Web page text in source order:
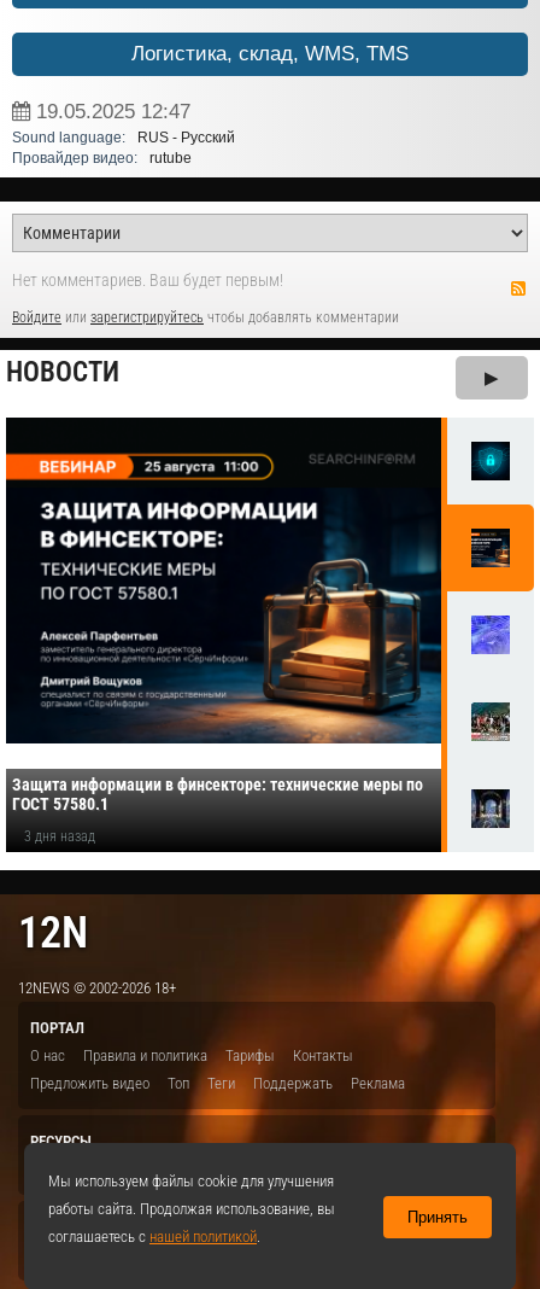
Логистика, склад, WMS, TMS
19.05.2025 12:47
Sound language:
RUS - Русский
Провайдер видео:
rutube
Нет комментариев. Ваш будет первым!
Войдите или зарегистрируйтесь чтобы добавлять комментарии
НОВОСТИ ▶
Защита информации в финсекторе: технические меры по
ГОСТ 57580.1
3 дня назад
12N
12NEWS © 2002-2026 18+
ПОРТАЛ
О нас
Правила и политика Тарифы
Контакты
Предложить видео
Топ Теги Поддержать Реклама
РЕСУРСЫ
Мы используем файлы cookie для улучшения
работы сайта. Продолжая использование, вы
соглашаетесь с нашей политикой.
Принять